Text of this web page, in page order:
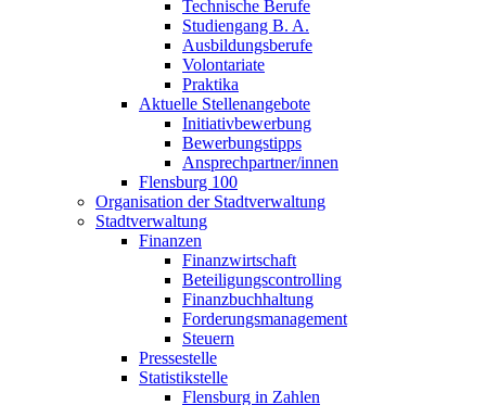
Technische Berufe
Studiengang B. A.
Ausbildungsberufe
Volontariate
Praktika
Aktuelle Stellenangebote
Initiativbewerbung
Bewerbungstipps
Ansprechpartner/innen
Flensburg 100
Organisation der Stadtverwaltung
Stadtverwaltung
Finanzen
Finanzwirtschaft
Beteiligungscontrolling
Finanzbuchhaltung
Forderungsmanagement
Steuern
Pressestelle
Statistikstelle
Flensburg in Zahlen